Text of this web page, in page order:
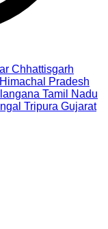
Chhattisgarh
Himachal Pradesh
Tamil Nadu
Tripura Gujarat